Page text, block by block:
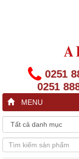
0251
0251
MENU